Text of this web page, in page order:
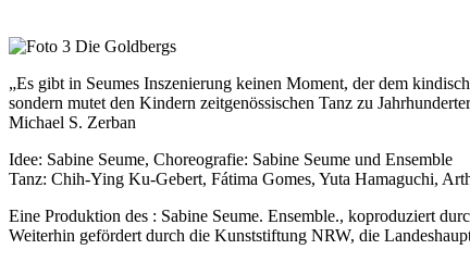
„Es gibt in Seumes Inszenierung keinen Moment, der dem
sondern mutet den Kindern zeitgenössischen Tanz zu
Michael S. Zerban
Idee: Sabine Seume, Choreografie: Sabine Seume und Ensemble
Tanz: Chih-Ying Ku-Gebert, Fátima Gomes, Yuta Hamaguchi,
Eine Produktion des : Sabine Seume. Ensemble., koproduziert
Weiterhin gefördert durch die Kunststiftung NRW, die